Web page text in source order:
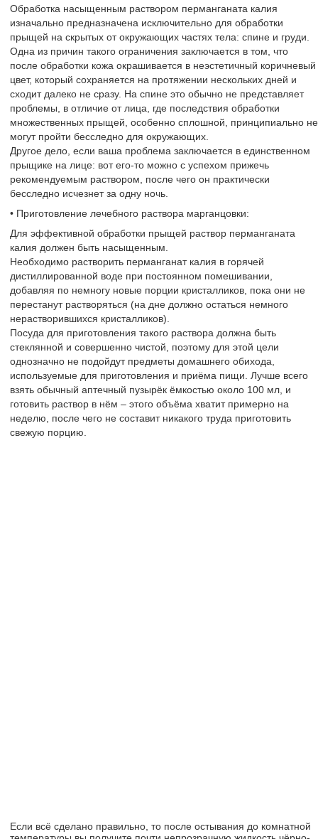
Обработка насыщенным раствором перманганата калия
изначально предназначена исключительно для обработки
прыщей на скрытых от окружающих частях тела: спине и груди.
Одна из причин такого ограничения заключается в том, что
после обработки кожа окрашивается в неэстетичный коричневый
цвет, который сохраняется на протяжении нескольких дней и
сходит далеко не сразу. На спине это обычно не представляет
проблемы, в отличие от лица, где последствия обработки
множественных прыщей, особенно сплошной, принципиально не
могут пройти бесследно для окружающих.
Другое дело, если ваша проблема заключается в единственном
прыщике на лице: вот его-то можно с успехом прижечь
рекомендуемым раствором, после чего он практически
бесследно исчезнет за одну ночь.
• Приготовление лечебного раствора марганцовки:
Для эффективной обработки прыщей раствор перманганата
калия должен быть насыщенным.
Необходимо растворить перманганат калия в горячей
дистиллированной воде при постоянном помешивании,
добавляя по немногу новые порции кристалликов, пока они не
перестанут растворяться (на дне должно остаться немного
нерастворившихся кристалликов).
Посуда для приготовления такого раствора должна быть
стеклянной и совершенно чистой, поэтому для этой цели
однозначно не подойдут предметы домашнего обихода,
используемые для приготовления и приёма пищи. Лучше всего
взять обычный аптечный пузырёк ёмкостью около 100 мл, и
готовить раствор в нём – этого объёма хватит примерно на
неделю, после чего не составит никакого труда приготовить
свежую порцию.
Если всё сделано правильно, то после остывания до комнатной